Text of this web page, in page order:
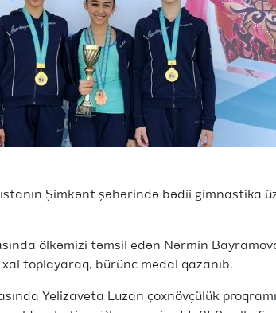
Şimkənt şəhərində bədii gimnastika
ölkəmizi təmsil edən Nərmin
toplayaraq, bürünc medal qazanıb.
Yelizaveta Luzan çoxnövçülük